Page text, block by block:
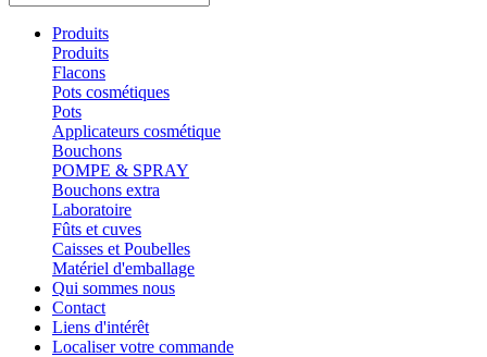
Produits
Produits
Flacons
Pots cosmétiques
Pots
Applicateurs cosmétique
Bouchons
POMPE & SPRAY
Bouchons extra
Laboratoire
Fûts et cuves
Caisses et Poubelles
Matériel d'emballage
Qui sommes nous
Contact
Liens d'intérêt
Localiser votre commande